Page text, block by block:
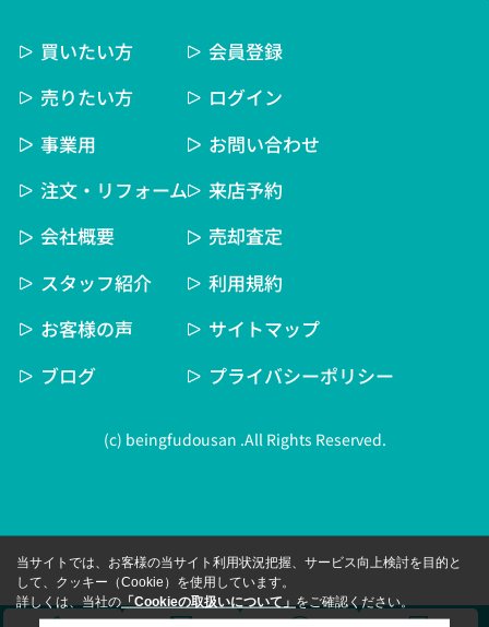
買いたい方
売りたい方
事業用
注文・リフォーム
会社概要
スタッフ紹介
お客様の声
ブログ
会員登録
ログイン
お問い合わせ
来店予約
売却査定
利用規約
サイトマップ
プライバシーポリシー
(c) beingfudousan .All Rights Reserved.
当サイトでは、お客様の当サイト利用状況把握、サービス向上検討を目的と
して、クッキー（Cookie）を使用しています。
詳しくは、当社の「Cookieの取扱いについて」をご確認ください。